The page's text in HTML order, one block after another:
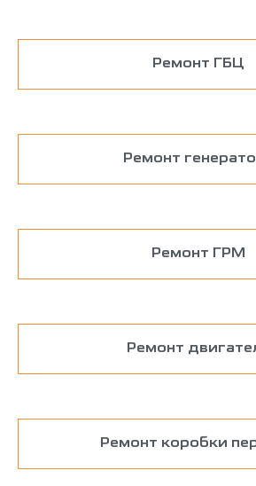
Ремонт ГБЦ
Ремонт
Ремонт ГРМ
Ремонт
Ремонт коробки